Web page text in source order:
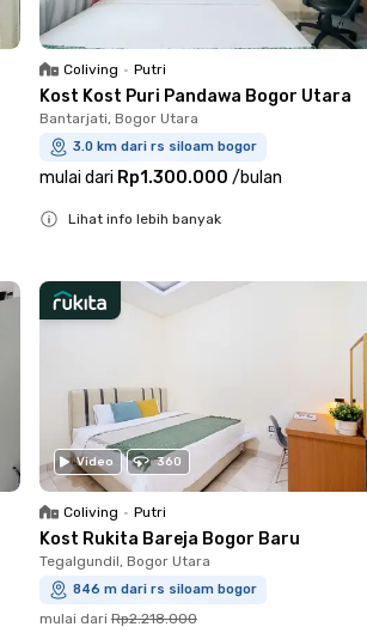
Coliving • Putri
Kost Kost Puri Pandawa Bogor Utara
Bantarjati, Bogor Utara
3.0 km dari rs siloam bogor
mulai dari Rp1.300.000 /bulan
Lihat info lebih banyak
Video 360
Coliving • Putri
Kost Rukita Bareja Bogor Baru
Tegalgundil, Bogor Utara
846 m dari rs siloam bogor
mulai dari Rp2.218.000